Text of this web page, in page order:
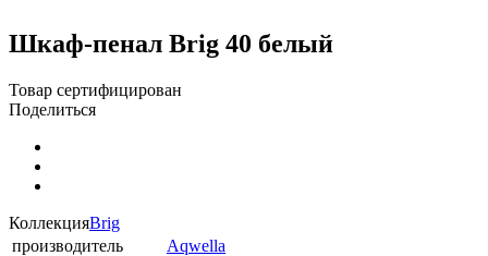
Шкаф-пенал Brig 40 белый
Товар сертифицирован
Поделиться
КоллекцияBrig
производитель
Aqwella